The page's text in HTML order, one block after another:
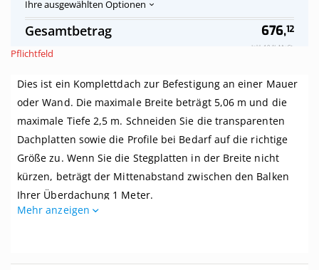
Pflichtfeld
Ihre ausgewählten Optionen
Polycarbonat-
Stegplatten
Dach
klar
an
Mauer,
bis
5,06
x
Tiefe
2,5
m.
Auf
Vorrat
Gesamtbetrag 676,12
Inkl. 19 % MwSt.
Dies ist ein Komplettdach zur Befestigung an einer Mauer
oder Wand. Die maximale Breite beträgt 5,06 m und die
maximale Tiefe 2,5 m. Schneiden Sie die transparenten
Dachplatten sowie die Profile bei Bedarf auf die richtige
Größe zu. Wenn Sie die Stegplatten in der Breite nicht
kürzen, beträgt der Mittenabstand zwischen den Balken
Ihrer Überdachung 1 Meter.
Dieses Dach wird komplett mit allem benötigten Zubehör
Mehr anzeigen